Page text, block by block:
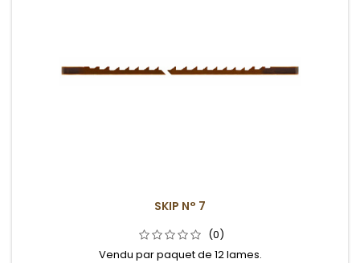
SKIP N° 7
(0)
Vendu par paquet de 12 lames.